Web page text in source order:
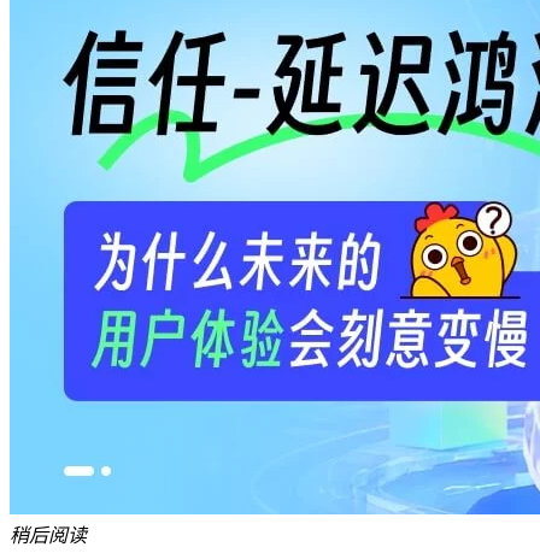
稍后阅读